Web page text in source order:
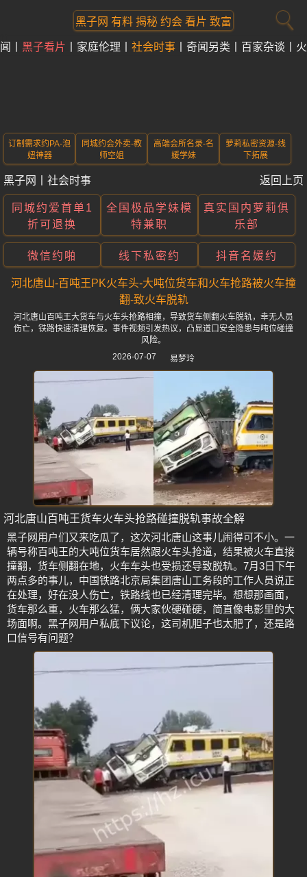
黑子网 有料 揭秘 约会 看片 致富
黑子看片 家庭伦理 社会时事 奇闻另类 百家杂谈
订制需求约PA-泡
妞神器
同城约会外卖-教
师空姐
高端会所名录-名
媛学妹
萝莉私密资源-线
下拓展
黑子网 社会时事 返回上页
同城约爱首单1
折可退换
全国极品学妹模
特兼职
真实国内萝莉俱
乐部
微信约啪 线下私密约 抖音名媛约
河北唐山-百吨王PK火车头-大吨位货车和火车抢路被火车撞
翻-致火车脱轨
河北唐山百吨王大货车与火车头抢路相撞，导致货车侧翻火车脱轨，幸无人员
伤亡，铁路快速清理恢复。事件视频引发热议，凸显道口安全隐患与吨位碰撞
风险。
2026-07-07
易梦玲
河北唐山百吨王货车火车头抢路碰撞脱轨事故全解
黑子网用户们又来吃瓜了，这次河北唐山这事儿闹得可不小。一
辆号称百吨王的大吨位货车居然跟火车头抢道，结果被火车直接
撞翻，货车侧翻在地，火车车头也受损还导致脱轨。7月3日下午
两点多的事儿，中国铁路北京局集团唐山工务段的工作人员说正
在处理，好在没人伤亡，铁路线也已经清理完毕。想想那画面，
货车那么重，火车那么猛，俩大家伙硬碰硬，简直像电影里的大
场面啊。黑子网用户私底下议论，这司机胆子也太肥了，还是路
口信号有问题？